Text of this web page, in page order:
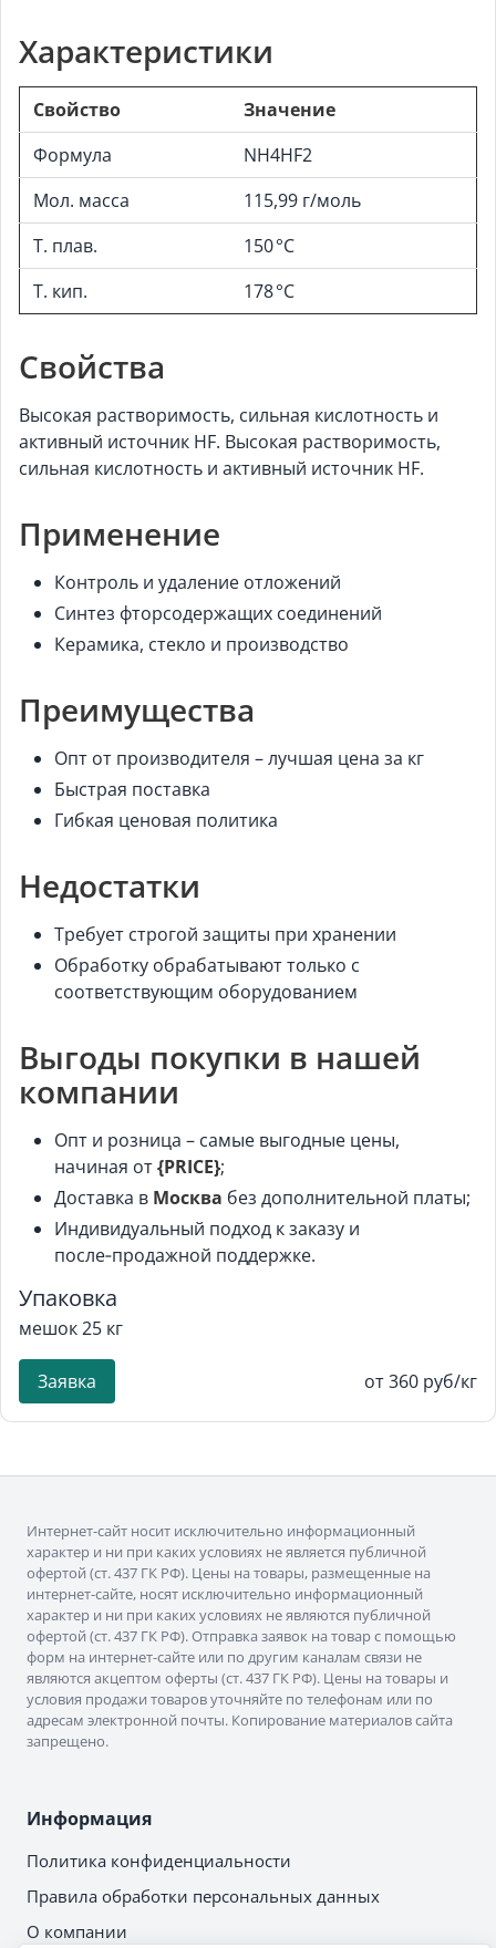
Характеристики
Свойство
Значение
Формула
NH4HF2
Мол. масса
115,99 г/моль
Т. плав.
150 °C
Т. кип.
178 °C
Свойства
Высокая растворимость, сильная кислотность и
активный источник HF. Высокая растворимость,
сильная кислотность и активный источник HF.
Применение
Контроль и удаление отложений
Синтез фторсодержащих соединений
Керамика, стекло и производство
Преимущества
Опт от производителя – лучшая цена за кг
Быстрая поставка
Гибкая ценовая политика
Недостатки
Требует строгой защиты при хранении
Обработку обрабатывают только с
соответствующим оборудованием
Выгоды покупки в нашей
компании
Опт и розница – самые выгодные цены,
начиная от{PRICE};
Доставка в Москва без дополнительной платы;
Индивидуальный подход к заказу и
после‑продажной поддержке.
Упаковка
мешок 25 кг
Заявка от 360 руб/кг
Интернет-сайт носит исключительно информационный
характер и ни при каких условиях не является публичной
офертой (ст. 437 ГК РФ). Цены на товары, размещенные на
интернет-сайте, носят исключительно информационный
характер и ни при каких условиях не являются публичной
офертой (ст. 437 ГК РФ). Отправка заявок на товар с помощью
форм на интернет-сайте или по другим каналам связи не
являются акцептом оферты (ст. 437 ГК РФ). Цены на товары и
условия продажи товаров уточняйте по телефонам или по
адресам электронной почты. Копирование материалов сайта
запрещено.
Информация
Политика конфиденциальности
Правила обработки персональных данных
О компании